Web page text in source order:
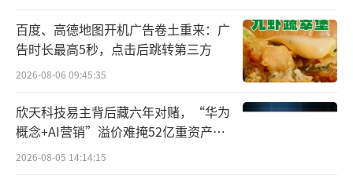
可信数据平台。覆盖供应链全链条的生态体
系，将为上述战略目标的实现提供更大助力。
同为5A级物流企业的赤湾东方是中国南山
开发（集团）股份有限公司的全资子公司，隶
属于百年央企招商局集团。公司在全国范围内
百度、高德地图开机广告卷土重来：广
告时长最高5秒，点击后跳转第三方
2026-08-06 09:45:35
欣天科技易主背后藏六年对赌，“华为
概念+AI营销”溢价难掩52亿重资产考
验
2026-08-05 14:14:15